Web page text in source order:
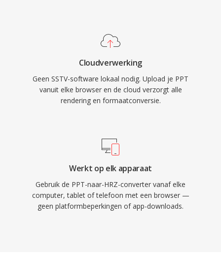
Cloudverwerking
Geen SSTV-software lokaal nodig. Upload je PPT
vanuit elke browser en de cloud verzorgt alle
rendering en formaatconversie.
Werkt op elk apparaat
Gebruik de PPT-naar-HRZ-converter vanaf elke
computer, tablet of telefoon met een browser —
geen platformbeperkingen of app-downloads.